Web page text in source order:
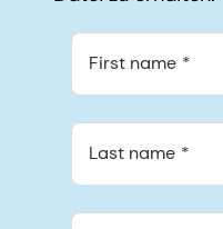
First name
Last name